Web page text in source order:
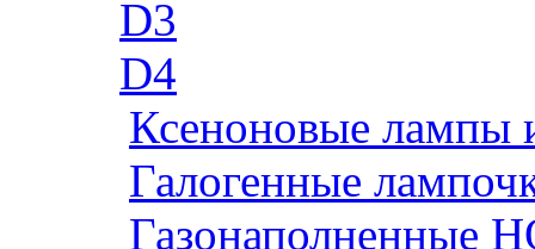
D3
D4
Ксеноновые лампы
Галогенные
Газонаполненные